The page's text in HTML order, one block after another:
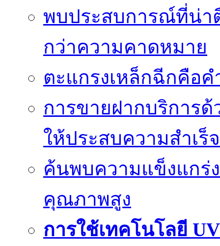
พบประสบการณ์ที่น่าตื่
กว่าความคาดหมาย
ตะแกรงเหล็กฉีกคือ
การขายฝากบริการ
ให้ประสบความสำเร็จ
ค้นพบความแข็งแกร่
คุณภาพสูง
การใช้เทคโนโลยี